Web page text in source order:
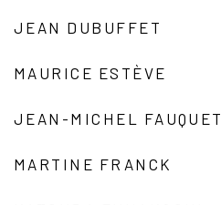
JEAN DUBUFFET
MAURICE ESTÈVE
JEAN-MICHEL FAUQUET
MARTINE FRANCK